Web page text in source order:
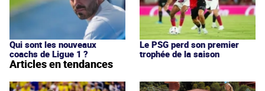
Qui sont les nouveaux
coachs de Ligue 1 ?
Le PSG perd son premier
trophée de la saison
Articles en tendances